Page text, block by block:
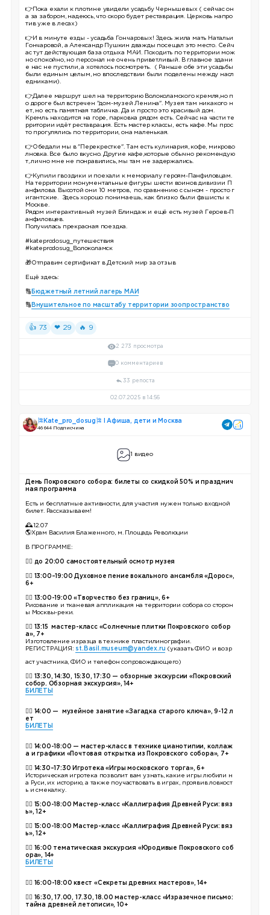
👉Пока ехали к плотине увидели усадьбу Чернышевых ( сейчас он
а за забором, надеюсь, что скоро будет реставрация. Церковь напро
тив уже в лесах)
👉И в минуте езды - усадьба Гончаровых! Здесь жила мать Натальи
Гончаровой, а Александр Пушкин дважды посещал это место. Сейч
ас тут действующая база отдыха МАИ. Походить по территории мож
но спокойно, но персонал не очень приветливый. В главное здани
е нас не пустили, а хотелось посмотреть. ( Раньше обе эти усадьбы
были единым целым, но впоследствии были поделены между насл
едниками).
👉Далее маршрут шел на территорию Волоколамского кремля,но п
о дороге был встречен "дом-музей Ленина". Музея там никакого н
ет, но есть памятная табличка. Да и просто это красивый дом.
Кремль находится на горе, парковка рядом есть. Сейчас на части те
рритории идёт реставрация. Есть мастер классы, есть кафе. Мы прос
то прогулялись по территории, она маленькая.
👉Обедали мы в "Перекрестке". Там есть кулинария, кофе, микрово
лновка. Все было вкусно. Другие кафе,которые обычно рекомендую
т, лично мне не понравились, мы там не задержались.
👉Купили гвоздики и поехали к мемориалу героям-Панфиловцам.
На территории монументальные фигуры шести воинов дивизии П
анфилова. Высотой они 10 метров, по сравнению с сыном - просто г
игантские. Здесь хорошо понимаешь, как близко были фашисты к
Москве.
Рядом интерактивный музей Блиндаж и ещё есть музей Героев-П
анфиловцев.
Получилась прекрасная поездка.
#kateprodosug_путешествия
#kateprodosug_Волоколамск
🎁Отправим сертификат в Детский мир за отзыв
Ещё здесь:
🔠 Бюджетный летний лагерь МАИ
🔠 Внушительное по масштабу территории зоопространство
👍 73 ❤ 29 🔥 9
2 273 просмотра
0 комментариев
33 репоста
02.07.2025 в 14:56
🎏Kate_pro_dosug🎏 I Афиша, дети и Москва
46 644 Подписчика
1 видео
День Покровского собора: билеты со скидкой 50% и празднич
ная программа
Есть и бесплатные активности, для участия нужен только входной
билет. Рассказываем!
🕰12.07
🌎Храм Василия Блаженного, м. Площадь Революции
В ПРОГРАММЕ:
до 20:00 самостоятельный осмотр музея
13:00–19:00 Духовное пение вокального ансамбля «Дорос»,
6+
13:00-19:00 «Творчество без границ», 6+
Рисование и тканевая аппликация на территории собора со сторон
ы Москвы-реки.
👉🏼 13:15 мастер-класс «Солнечные плитки Покровского собор
а», 7+
Изготовление изразца в технике пластилинографии.
РЕГИСТРАЦИЯ: st.Basil.museum@yandex.ru (указать ФИО и возр
аст участника, ФИО и телефон сопровождающего)
👉🏼 13:30, 14:30, 15:30, 17:30 — обзорные экскурсии «Покровский
собор. Обзорная экскурсия», 14+
БИЛЕТЫ
👉🏼 14:00 — музейное занятие «Загадка старого ключа», 9-12 л
ет
БИЛЕТЫ
14:00-18:00 — мастер-класс в технике цианотипии, коллаж
а и графики «Почтовая открытка из Покровского собора», 7+
14:30–17:30 Игротека «Игры московского торга», 6+
Историческая игротека позволит вам узнать, какие игры любили н
а Руси, их историю, а также поучаствовать в играх, проявив ловкост
ь и смекалку.
15:00-18:00 Мастер-класс «Каллиграфия Древней Руси: вяз
ь», 12+
15:00-18:00 Мастер-класс «Каллиграфия Древней Руси: вяз
ь», 12+
16:00 тематическая экскурсия «Юродивые Покровского соб
ора», 14+
БИЛЕТЫ
16:00-18:00 квест «Секреты древних мастеров», 14+
👉🏼 16:30, 17.00, 17.30, 18.00 мастер-класс «Изразечное письмо:
тайна древней летописи», 10+